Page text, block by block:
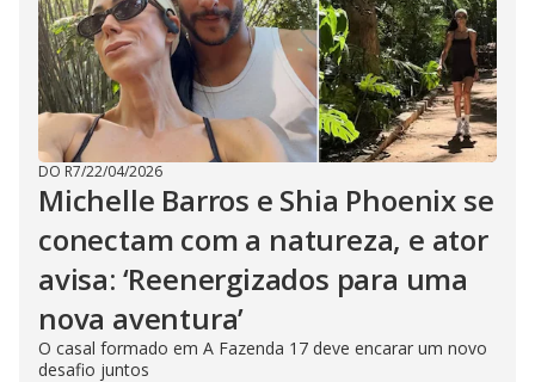
DO R7/22/04/2026
Michelle Barros e Shia Phoenix se
conectam com a natureza, e ator
avisa: ‘Reenergizados para uma
nova aventura’
O casal formado em A Fazenda 17 deve encarar um novo
desafio juntos